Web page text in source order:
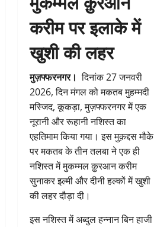
करीम पर इलाके में
खुशी की लहर
मुज़फ्फरनगर। दिनांक 27 जनवरी
2026, दिन मंगल को मकतब मुहम्मदी
मस्जिद, कूकड़ा, मुज़फ्फरनगर में एक
नूरानी और रूहानी नशिस्त का
एहतिमाम किया गया। इस मुक़द्दस मौके
पर मकतब के तीन तलबा ने एक ही
नशिस्त में मुकम्मल क़ुरआन करीम
सुनाकर इल्मी और दीनी हल्कों में खुशी
की लहर दौड़ा दी।
इस नशिस्त में अब्दुल हन्नान बिन हाजी